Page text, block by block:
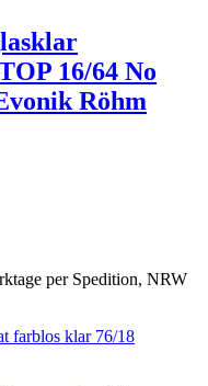
16/64 No
Röhm
per Spedition, NRW